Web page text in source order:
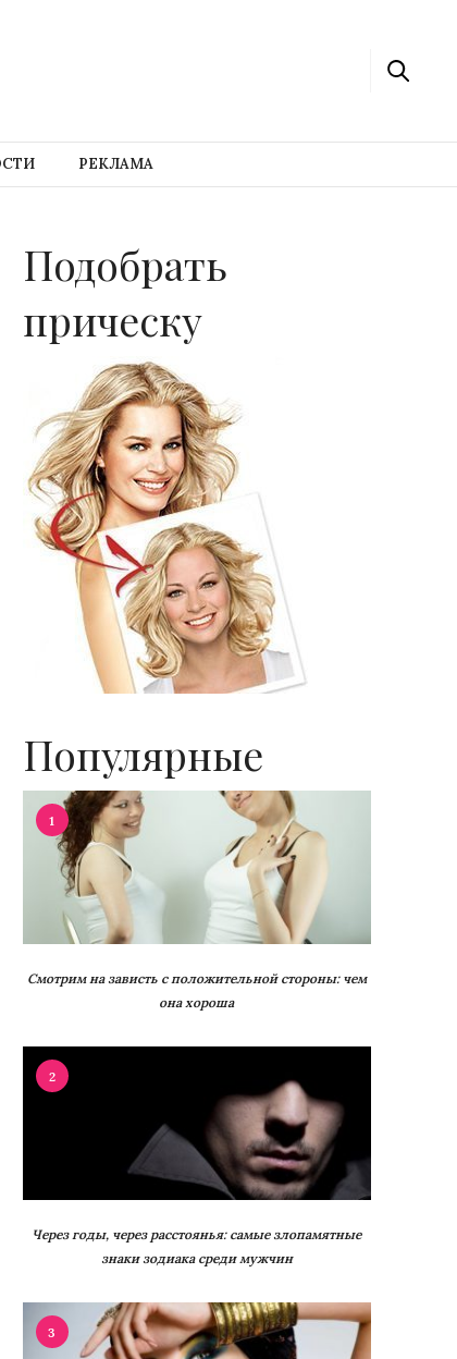
РЕКЛАМА
Подобрать
прическу
Популярные
1
Смотрим на зависть с положительной стороны: чем
она хороша
2
Через годы, через расстоянья: самые злопамятные
знаки зодиака среди мужчин
3